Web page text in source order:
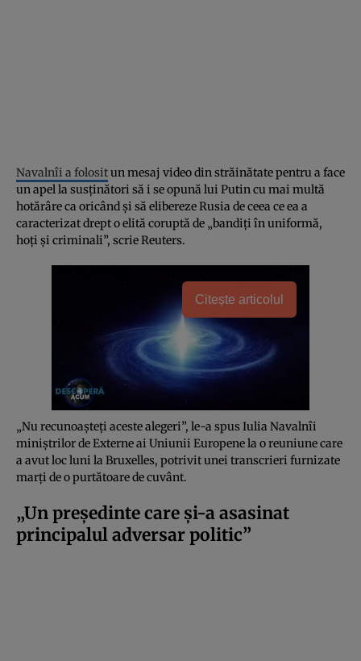
Navalnîi a folositun mesaj video din străinătate pentru a face
un apel la susținători să i se opună lui Putin cu mai multă
hotărâre ca oricând și să elibereze Rusia de ceea ce ea a
caracterizat drept o elită coruptă de „bandiți în uniformă,
hoți și criminali”, scrie Reuters.
Citește articolul
„Nu recunoașteți aceste alegeri”, le-a spus Iulia Navalnîi
miniștrilor de Externe ai Uniunii Europene la o reuniune care
a avut loc luni la Bruxelles, potrivit unei transcrieri furnizate
marți de o purtătoare de cuvânt.
„Un președinte care și-a asasinat
principalul adversar politic”